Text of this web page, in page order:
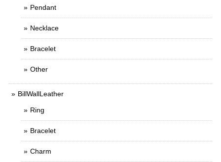
Pendant
Necklace
Bracelet
Other
BillWallLeather
Ring
Bracelet
Charm